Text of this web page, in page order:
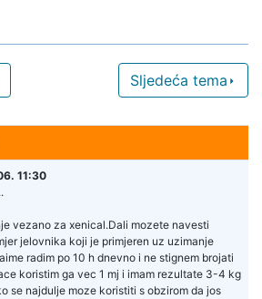
Sljedeća tema
11:30
vezano za xenical.Dali mozete navesti
jelovnika koji je primjeren uz uzimanje
radim po 10 h dnevno i ne stignem brojati
koristim ga vec 1 mj i imam rezultate 3-4 kg
se najdulje moze koristiti s obzirom da jos